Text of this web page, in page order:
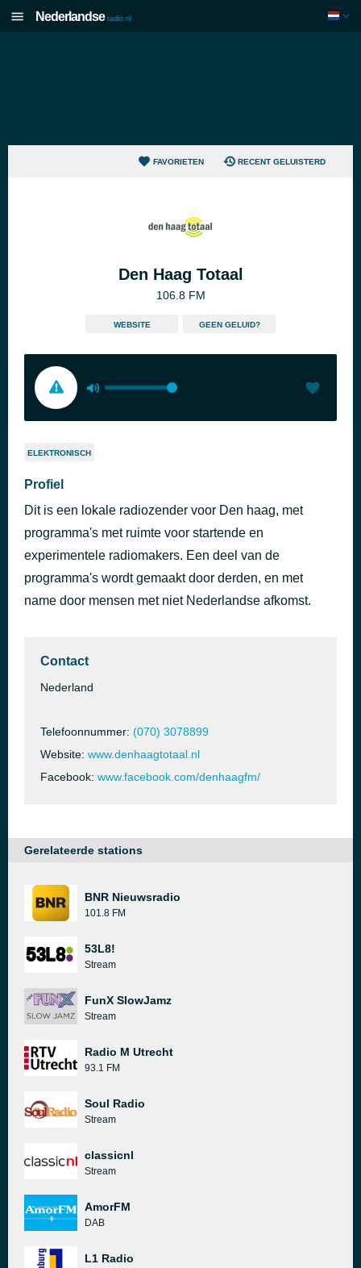
Nederlandse radio.nl
FAVORIETEN RECENT GELUISTERD
Den Haag Totaal
106.8 FM
WEBSITE GEEN GELUID?
ELEKTRONISCH
Profiel
Dit is een lokale radiozender voor Den haag, met
programma's met ruimte voor startende en
experimentele radiomakers. Een deel van de
programma's wordt gemaakt door derden, en met
name door mensen met niet Nederlandse afkomst.
Contact
Nederland
Telefoonnummer: (070) 3078899
Website: www.denhaagtotaal.nl
Facebook: www.facebook.com/denhaagfm/
Gerelateerde stations
BNR Nieuwsradio
101.8 FM
53L8!
Stream
FunX SlowJamz
Stream
Radio M Utrecht
93.1 FM
Soul Radio
Stream
classicnl
Stream
AmorFM
DAB
L1 Radio